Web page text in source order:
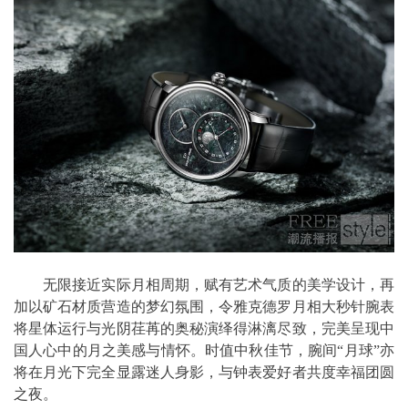
无限接近实际月相周期，赋有艺术气质的美学设计，再
加以矿石材质营造的梦幻氛围，令雅克德罗月相大秒针腕表
将星体运行与光阴荏苒的奥秘演绎得淋漓尽致，完美呈现中
国人心中的月之美感与情怀。时值中秋佳节，腕间“月球”亦
将在月光下完全显露迷人身影，与钟表爱好者共度幸福团圆
之夜。